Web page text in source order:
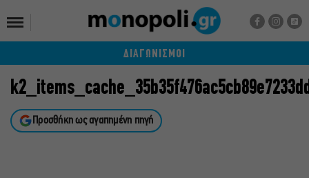
ΔΙΑΓΩΝΙΣΜΟΙ
Προσθήκη ως αγαπημένη πηγή